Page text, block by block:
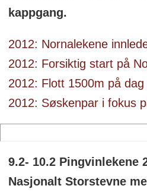
kappgang.
2012: Nornalekene
2012: Forsiktig start på
2012: Flott 1500m på
2012: Søskenpar i fokus
9.2- 10.2 Pingvinlekene
Nasjonalt Storstevne